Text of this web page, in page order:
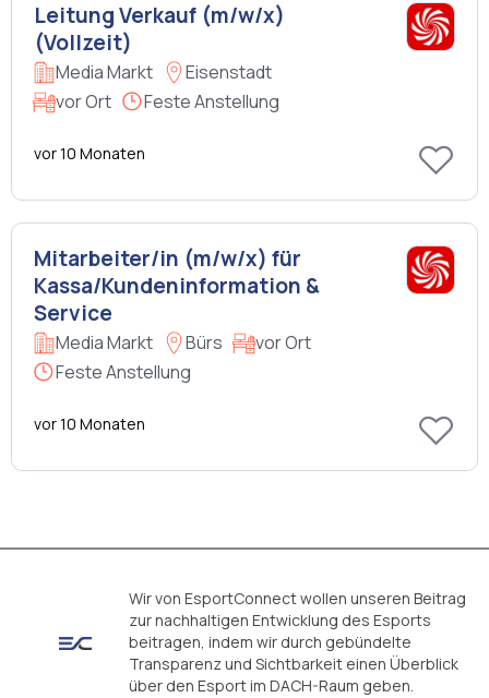
Leitung Verkauf (m/w/x)
(Vollzeit)
Media Markt
Eisenstadt
vor Ort
Feste Anstellung
vor 10 Monaten
Mitarbeiter/in (m/w/x) für
Kassa/Kundeninformation &
Service
Media Markt Bürs
vor Ort
Feste Anstellung
vor 10 Monaten
Wir von EsportConnect wollen unseren Beitrag
zur nachhaltigen Entwicklung des Esports
beitragen, indem wir durch gebündelte
Transparenz und Sichtbarkeit einen Überblick
über den Esport im DACH-Raum geben.